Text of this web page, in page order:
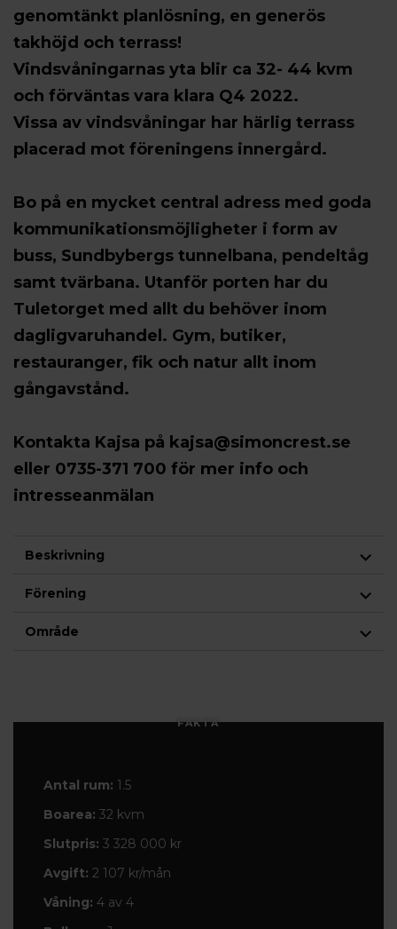
genomtänkt planlösning, en generös
takhöjd och terrass!
Vindsvåningarnas yta blir ca 32- 44 kvm
och förväntas vara klara Q4 2022.
Vissa av vindsvåningar har härlig terrass
placerad mot föreningens innergård.
Bo på en mycket central adress med goda
kommunikationsmöjligheter i form av
buss, Sundbybergs tunnelbana, pendeltåg
samt tvärbana. Utanför porten har du
Tuletorget med allt du behöver inom
dagligvaruhandel. Gym, butiker,
restauranger, fik och natur allt inom
gångavstånd.
Kontakta Kajsa på kajsa@simoncrest.se
eller 0735-371 700 för mer info och
intresseanmälan
Beskrivning
Förening
Område
FAKTA
Antal rum: 1.5
Boarea: 32 kvm
Slutpris: 3 328 000 kr
Avgift: 2 107 kr/mån
Våning: 4 av 4